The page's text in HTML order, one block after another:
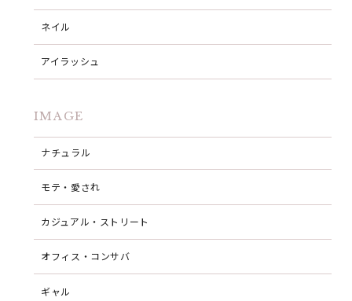
ネイル
アイラッシュ
IMAGE
ナチュラル
モテ・愛され
カジュアル・ストリート
オフィス・コンサバ
ギャル